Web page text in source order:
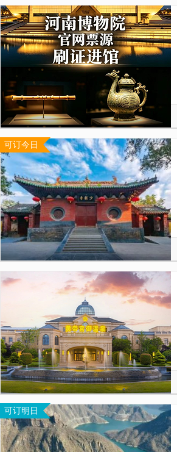
可订今日
可订明日